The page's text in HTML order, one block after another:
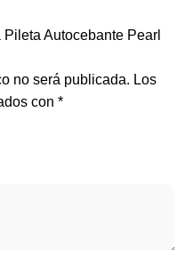
Autocebante Pearl
no será publicada. Los
con*